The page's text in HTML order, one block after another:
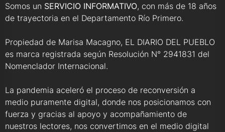
Somos un SERVICIO INFORMATIVO, con más de 18 años
de trayectoria en el Departamento Río Primero.
Propiedad de Marisa Macagno, EL DIARIO DEL PUEBLO
es marca registrada según Resolución N° 2941831 del
Nomenclador Internacional.
La pandemia aceleró el proceso de reconversión a
medio puramente digital, donde nos posicionamos con
fuerza y gracias al apoyo y acompañamiento de
nuestros lectores, nos convertimos en el medio digital